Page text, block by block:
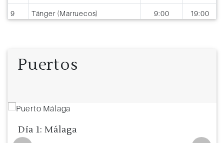
9 Tánger (Marruecos) 9:00 19:00
Puertos
Día 1: Málaga